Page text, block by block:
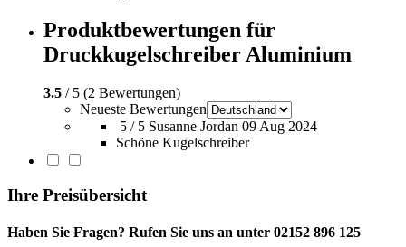
Produktbewertungen für
Druckkugelschreiber Aluminium
3.5 / 5 (2 Bewertungen)
Neueste Bewertungen
5 / 5 Susanne Jordan 09 Aug 2024
Schöne Kugelschreiber
Ihre Preisübersicht
Haben Sie Fragen? Rufen Sie uns an unter 02152 896 125